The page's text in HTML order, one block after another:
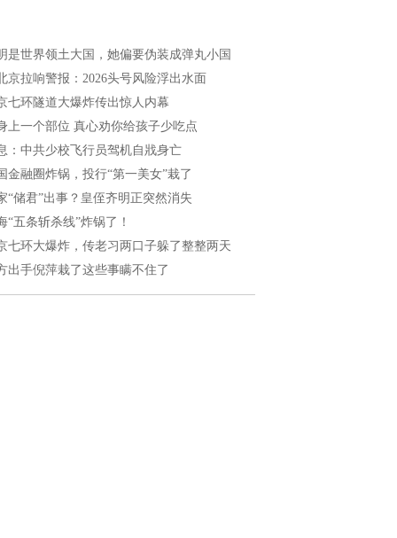
是世界领土大国，她偏要伪装成弹丸小国
京拉响警报：2026头号风险浮出水面
七环隧道大爆炸传出惊人内幕
上一个部位 真心劝你给孩子少吃点
：中共少校飞行员驾机自戕身亡
金融圈炸锅，投行“第一美女”栽了
“储君”出事？皇侄齐明正突然消失
“五条斩杀线”炸锅了！
七环大爆炸，传老习两口子躲了整整两天
出手倪萍栽了这些事瞒不住了